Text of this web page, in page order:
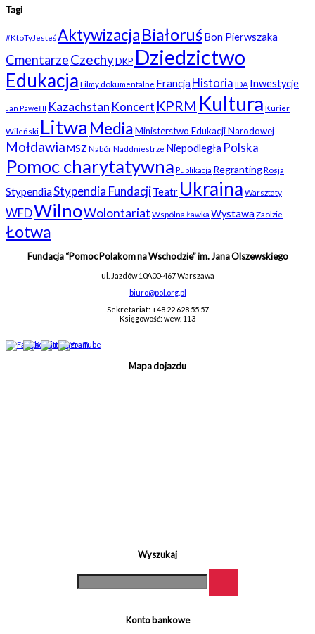
Tagi
#KtoTyJesteśAktywizacjaBiałoruśBon Pierwszaka
CmentarzeCzechy DKP Dziedzictwo
Edukacja Filmy dokumentalne Francja Historia IDA Inwestycje
Jan Paweł II Kazachstan Koncert KPRM Kultura Kurier
Wileński Litwa MediaMinisterstwo Edukacji Narodowej
MołdawiaMSZ NabórNaddniestrze Niepodległa Polska
Pomoc charytatywna Publikacja RegrantingRosja
StypendiaStypendia FundacjiTeatr Ukraina Warsztaty
WFDWilnoWolontariat Wspólna Ławka Wystawa Zaolzie
Łotwa
Fundacja “Pomoc Polakom na Wschodzie” im. Jana Olszewskiego
ul. Jazdów 10A00-467 Warszawa
biuro@pol.org.pl
Sekretariat: +48 22 628 55 57
Księgowość: wew. 113
Mapa dojazdu
Wyszukaj
Konto bankowe